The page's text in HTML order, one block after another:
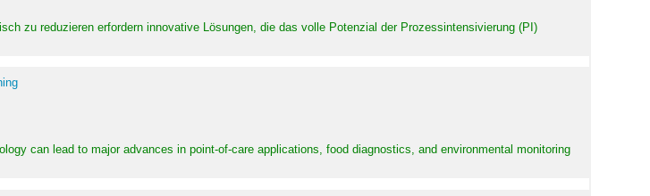
zu reduzieren erfordern innovative Lösungen, die das volle Potenzial der Prozessintensivierung (PI)
can lead to major advances in point-of-care applications, food diagnostics, and environmental monitoring